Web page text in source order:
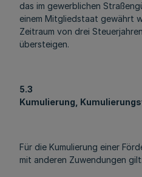
das im gewerblichen
einem Mitgliedstaat gewährt
Zeitraum von drei
übersteigen.
5.3
Kumulierung,
Für die Kumulierung einer
mit anderen Zuwendungen gilt: